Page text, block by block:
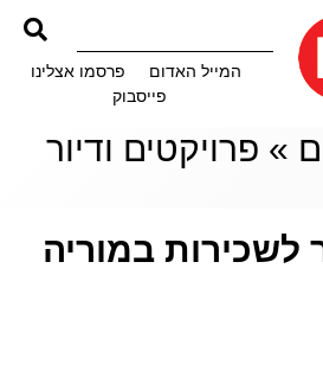
המייל האדום
פרסמו אצלינו
פייסבוק
» פרויקטים ודיור
לשכירות במוריה